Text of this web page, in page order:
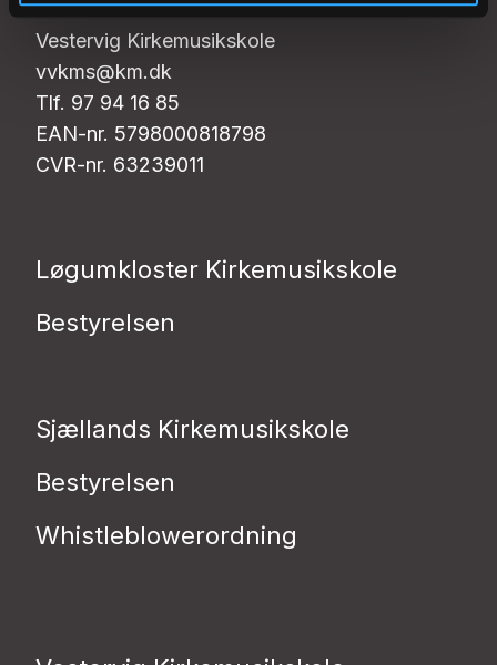
Vestervig Kirkemusikskole
vvkms@km.dk
Tlf. 97 94 16 85
EAN-nr. 5798000818798
CVR-nr. 63239011
Løgumkloster Kirkemusikskole
Bestyrelsen
Sjællands Kirkemusikskole
Bestyrelsen
Whistleblowerordning